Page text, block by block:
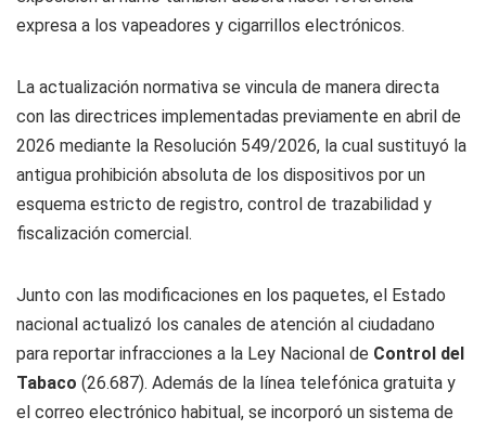
expresa a los vapeadores y cigarrillos electrónicos.
La actualización normativa se vincula de manera directa
con las directrices implementadas previamente en abril de
2026 mediante la Resolución 549/2026, la cual sustituyó la
antigua prohibición absoluta de los dispositivos por un
esquema estricto de registro, control de trazabilidad y
fiscalización comercial.
Junto con las modificaciones en los paquetes, el Estado
nacional actualizó los canales de atención al ciudadano
para reportar infracciones a la Ley Nacional de Control del
Tabaco (26.687). Además de la línea telefónica gratuita y
el correo electrónico habitual, se incorporó un sistema de